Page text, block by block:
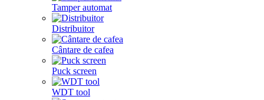
Tamper automat
Distribuitor
Cântare de cafea
Puck screen
WDT tool